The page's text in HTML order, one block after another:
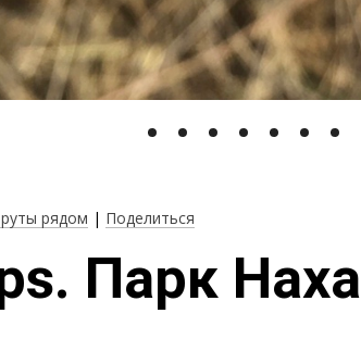
рядом | Поделиться
Парк